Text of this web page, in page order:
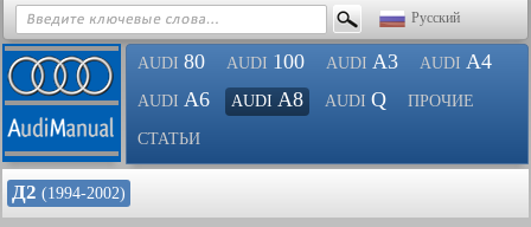
Русский
AUDI 80 AUDI 100 AUDI A3 AUDI A4
AUDI A6 AUDI A8 AUDI Q ПРОЧИЕ
СТАТЬИ
Д2 (1994-2002)